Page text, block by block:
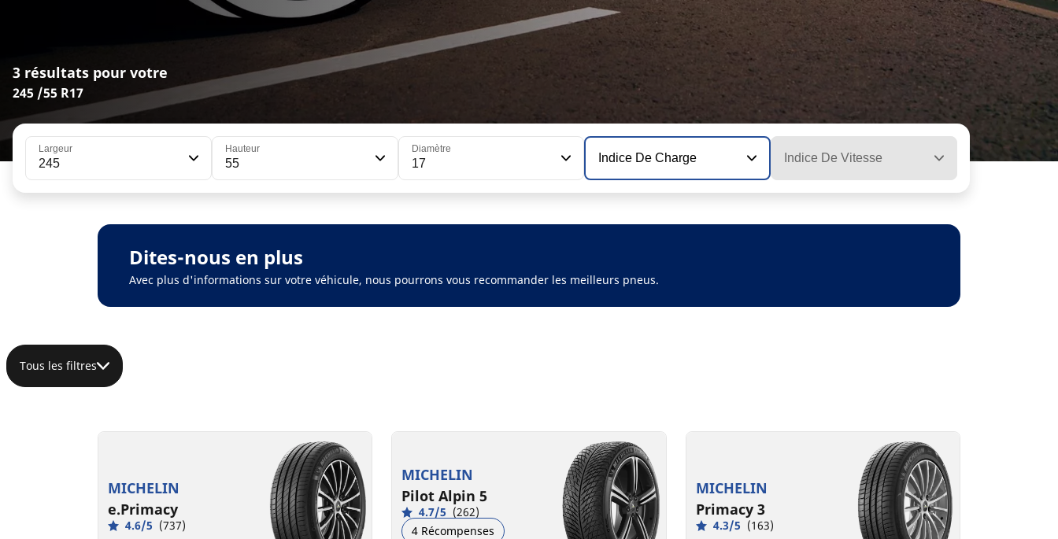
3 résultats pour votre
245 /55 R17
Largeur
245
Hauteur
55
Diamètre
17 Indice De Charge Indice De Vitesse
Dites-nous en plus
Avec plus d'informations sur votre véhicule, nous pourrons vous recommander les meilleurs pneus.
Tous les filtres
MICHELIN
e.Primacy
4.6/5 (737)
MICHELIN
Pilot Alpin 5
4.7/5 (262)
4 Récompenses
MICHELIN
Primacy 3
4.3/5 (163)